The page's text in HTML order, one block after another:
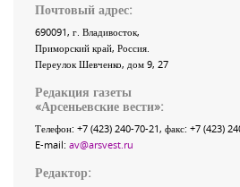
Почтовый адрес:
690091, г. Владивосток,
Приморский край, Россия.
Переулок Шевченко, дом 9, 27
Редакция газеты
«Арсеньевские вести»:
Телефон: +7 (423) 240-70-21, факс: +7 (423)
E-mail: av@arsvest.ru
Редактор: